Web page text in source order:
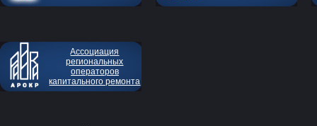
Ассоциация
региональных
операторов
капитального ремонта